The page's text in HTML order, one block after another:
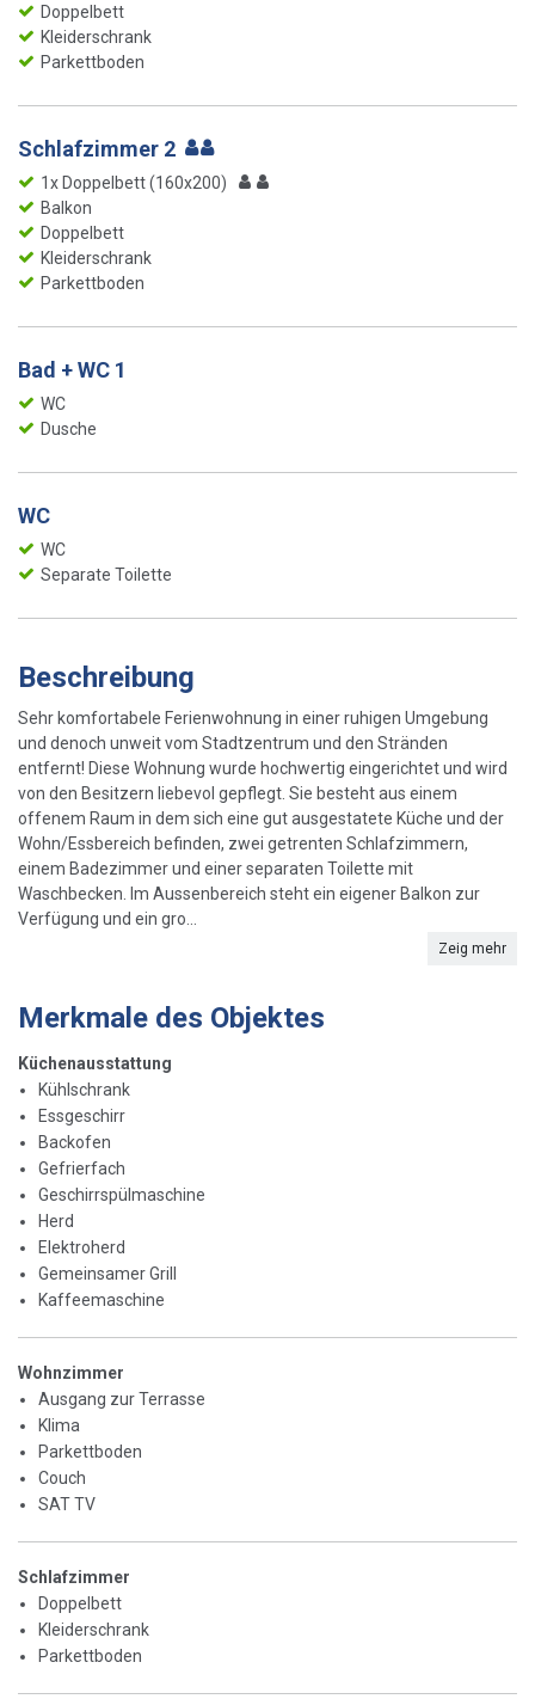
Doppelbett
Kleiderschrank
Parkettboden
Schlafzimmer 2
1x Doppelbett (160x200)
Balkon
Doppelbett
Kleiderschrank
Parkettboden
Bad + WC 1
WC
Dusche
WC
WC
Separate Toilette
Beschreibung
Sehr komfortabele Ferienwohnung in einer ruhigen Umgebung
und denoch unweit vom Stadtzentrum und den Stränden
entfernt! Diese Wohnung wurde hochwertig eingerichtet und wird
von den Besitzern liebevol gepflegt. Sie besteht aus einem
offenem Raum in dem sich eine gut ausgestatete Küche und der
Wohn/Essbereich befinden, zwei getrenten Schlafzimmern,
einem Badezimmer und einer separaten Toilette mit
Waschbecken. Im Aussenbereich steht ein eigener Balkon zur
Verfügung und ein gro...
Zeig mehr
Merkmale des Objektes
Küchenausstattung
Kühlschrank
Essgeschirr
Backofen
Gefrierfach
Geschirrspülmaschine
Herd
Elektroherd
Gemeinsamer Grill
Kaffeemaschine
Wohnzimmer
Ausgang zur Terrasse
Klima
Parkettboden
Couch
SAT TV
Schlafzimmer
Doppelbett
Kleiderschrank
Parkettboden